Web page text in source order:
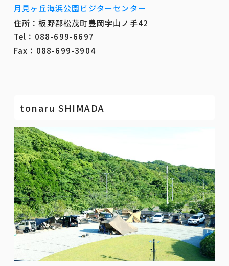
月見ヶ丘海浜公園ビジターセンター
住所：板野郡松茂町豊岡字山ノ手42
Tel：088-699-6697
Fax：088-699-3904
tonaru SHIMADA